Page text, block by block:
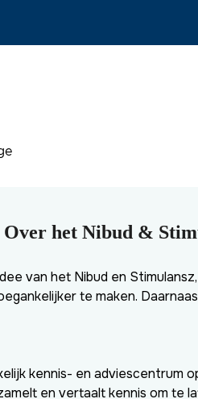
Over het Nibud &
van het Nibud en
te maken.
kennis- en adviescentrum
en vertaalt kennis om te